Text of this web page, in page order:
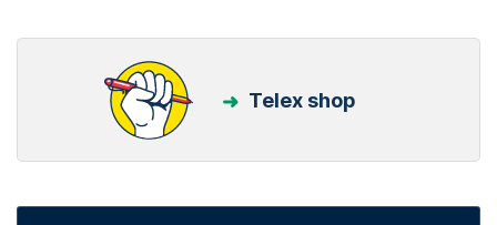
Telex shop